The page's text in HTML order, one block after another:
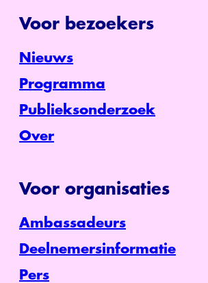
Voor bezoekers
Nieuws
Programma
Publieksonderzoek
Over
Voor organisaties
Ambassadeurs
Deelnemersinformatie
Pers